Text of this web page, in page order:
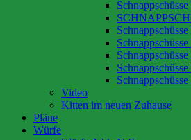
Video
Kitten im neuen Zuhause
Pläne
Würfe